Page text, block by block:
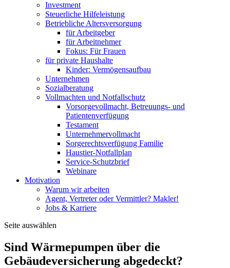
Investment
Steuerliche Hilfeleistung
Betriebliche Altersversorgung
für Arbeitgeber
für Arbeitnehmer
Fokus: Für Frauen
für private Haushalte
Kinder: Vermögensaufbau
Unternehmen
Sozialberatung
Vollmachten und Notfallschutz
Vorsorgevollmacht, Betreuungs- und
Patientenverfügung
Testament
Unternehmer­vollmacht
Sorgerechtsverfügung Familie
Haustier-Notfallplan
Service-Schutzbrief
Webinare
Motivation
Warum wir arbeiten
Agent, Vertreter oder Vermittler? Makler!
Jobs & Karriere
Seite auswählen
Sind Wärmepumpen über die
Gebäudeversicherung abgedeckt?